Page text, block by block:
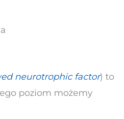
neurotrophic factor) to
poziom możemy